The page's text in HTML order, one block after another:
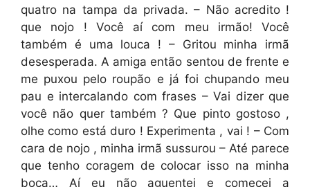
quatro na tampa da privada. – Não acredito !
que nojo ! Você aí com meu irmão! Você
também é uma louca ! – Gritou minha irmã
desesperada. A amiga então sentou de frente e
me puxou pelo roupão e já foi chupando meu
pau e intercalando com frases – Vai dizer que
você não quer também ? Que pinto gostoso ,
olhe como está duro ! Experimenta , vai ! – Com
cara de nojo , minha irmã sussurou – Até parece
que tenho coragem de colocar isso na minha
boca… Aí eu não aguentei e comecei a